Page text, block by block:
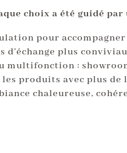
choix a été guidé
pour
d’échange plus
multifonction :
les produits avec plus
chaleureuse,